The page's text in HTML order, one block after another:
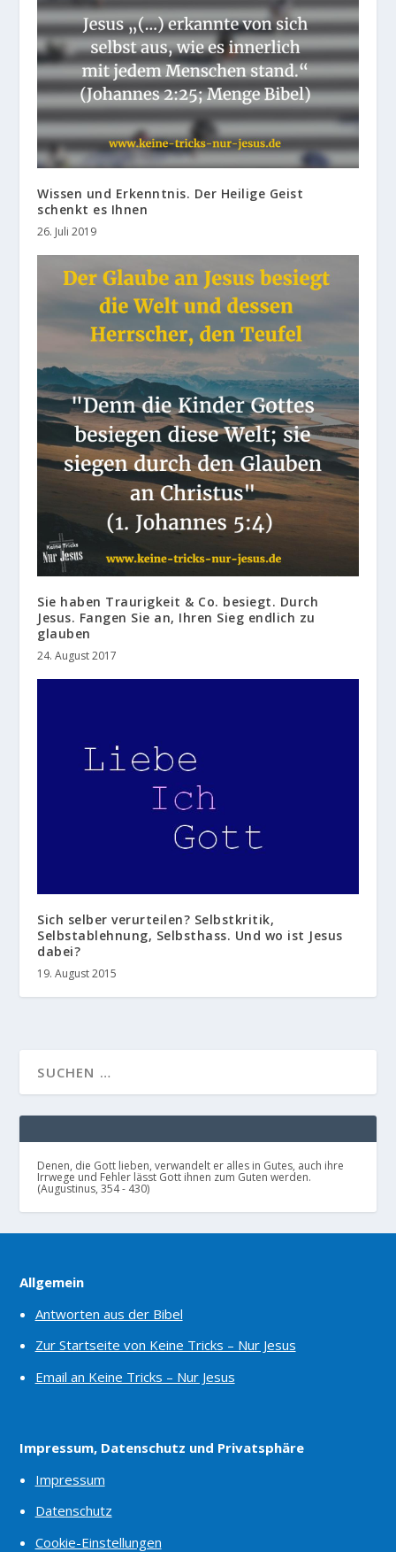
Wissen und Erkenntnis. Der Heilige Geist
schenkt es Ihnen
26. Juli 2019
Sie haben Traurigkeit & Co. besiegt. Durch
Jesus. Fangen Sie an, Ihren Sieg endlich zu
glauben
24. August 2017
Sich selber verurteilen? Selbstkritik,
Selbstablehnung, Selbsthass. Und wo ist Jesus
dabei?
19. August 2015
Denen, die Gott lieben, verwandelt er alles in Gutes, auch ihre
Irrwege und Fehler lässt Gott ihnen zum Guten werden.
(Augustinus, 354 - 430)
Allgemein
Antworten aus der Bibel
Zur Startseite von Keine Tricks – Nur Jesus
Email an Keine Tricks – Nur Jesus
Impressum, Datenschutz und Privatsphäre
Impressum
Datenschutz
Cookie-Einstellungen